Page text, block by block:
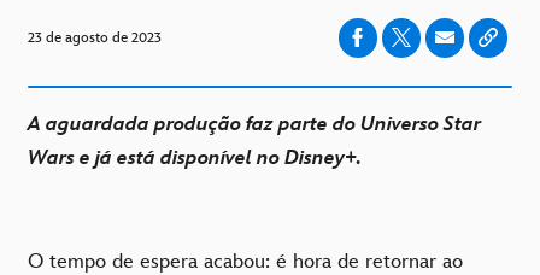
23 de agosto de 2023
A aguardada produção faz parte do Universo Star
Wars e já está disponível no Disney+.
O tempo de espera acabou: é hora de retornar ao